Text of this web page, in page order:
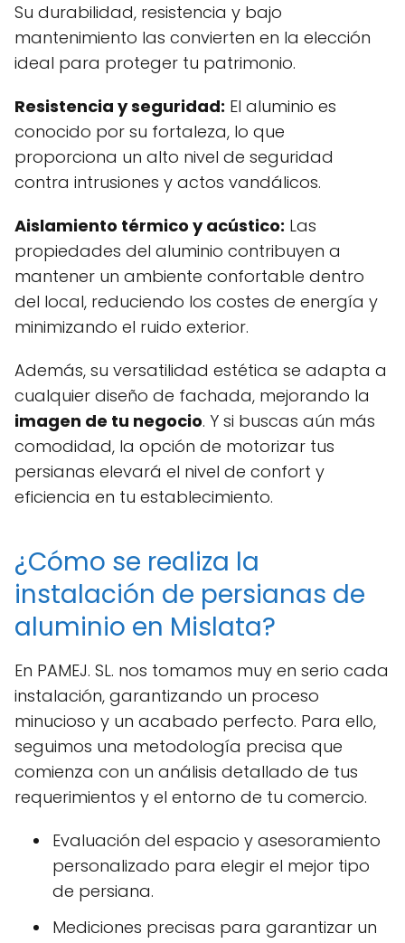
Su durabilidad, resistencia y bajo
mantenimiento las convierten en la elección
ideal para proteger tu patrimonio.
Resistencia y seguridad: El aluminio es
conocido por su fortaleza, lo que
proporciona un alto nivel de seguridad
contra intrusiones y actos vandálicos.
Aislamiento térmico y acústico: Las
propiedades del aluminio contribuyen a
mantener un ambiente confortable dentro
del local, reduciendo los costes de energía y
minimizando el ruido exterior.
Además, su versatilidad estética se adapta a
cualquier diseño de fachada, mejorando la
imagen de tu negocio. Y si buscas aún más
comodidad, la opción de motorizar tus
persianas elevará el nivel de confort y
eficiencia en tu establecimiento.
¿Cómo se realiza la
instalación de persianas de
aluminio en Mislata?
En PAMEJ. SL. nos tomamos muy en serio cada
instalación, garantizando un proceso
minucioso y un acabado perfecto. Para ello,
seguimos una metodología precisa que
comienza con un análisis detallado de tus
requerimientos y el entorno de tu comercio.
Evaluación del espacio y asesoramiento
personalizado para elegir el mejor tipo
de persiana.
Mediciones precisas para garantizar un